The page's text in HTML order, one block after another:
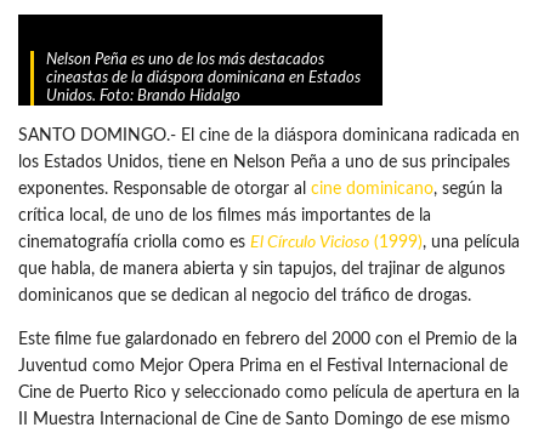
Nelson Peña es uno de los más destacados
cineastas de la diáspora dominicana en Estados
Unidos. Foto: Brando Hidalgo
SANTO DOMINGO.- El cine de la diáspora dominicana radicada en
los Estados Unidos, tiene en Nelson Peña a uno de sus principales
exponentes. Responsable de otorgar al cine dominicano, según la
crítica local, de uno de los filmes más importantes de la
cinematografía criolla como es El Círculo Vicioso (1999), una película
que habla, de manera abierta y sin tapujos, del trajinar de algunos
dominicanos que se dedican al negocio del tráfico de drogas.
Este filme fue galardonado en febrero del 2000 con el Premio de la
Juventud como Mejor Opera Prima en el Festival Internacional de
Cine de Puerto Rico y seleccionado como película de apertura en la
II Muestra Internacional de Cine de Santo Domingo de ese mismo